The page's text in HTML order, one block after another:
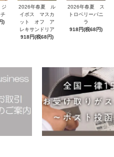
)
2026年春夏 ル
イボス マスカ
ット オフ ア
レキサンドリア
918円(税68円)
2026年春夏 ス
トロベリーバニ
ラ
918円(税68円)